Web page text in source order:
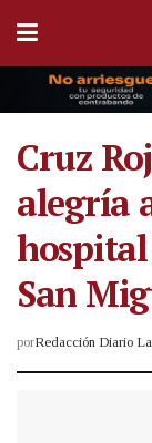
Cruz
alegría
hospital
San
porRedacción Diario